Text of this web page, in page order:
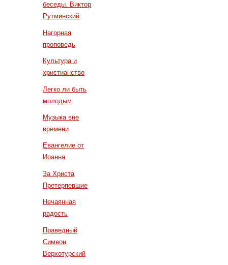
беседы. Виктор
Рутминский
Нагорная
проповедь
Культура и
христианство
Легко ли быть
молодым
Музыка вне
времени
Евангелие от
Иоанна
За Христа
Претерпевшие
Нечаянная
радость
Праведный
Симеон
Верхотурский